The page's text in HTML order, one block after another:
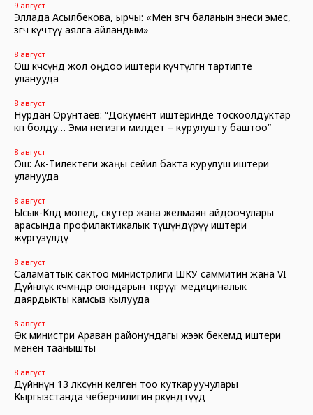
9 август
Эллада Асылбекова, ырчы: «Мен өзгөчө баланын энеси эмес,
өзгөчө күчтүү аялга айландым»
8 август
Ош көчөсүндө жол оңдоо иштери күчөтүлгөн тартипте
уланууда
8 август
Нурдан Орунтаев: “Документ иштеринде тоскоолдуктар
көп болду… Эми негизги милдет – курулушту баштоо”
8 август
Ош: Ак-Тилектеги жаңы сейил бакта курулуш иштери
уланууда
8 август
Ысык-Көлдө мопед, скутер жана желмаян айдоочулары
арасында профилактикалык түшүндүрүү иштери
жүргүзүлдү
8 август
Саламаттык сактоо министрлиги ШКУ саммитин жана VI
Дүйнөлүк көчмөндөр оюндарын өткөрүүгө медициналык
даярдыкты камсыз кылууда
8 август
Өк министри Араван районундагы жээк бекемдөө иштери
менен таанышты
8 август
Дүйнөнүн 13 өлкөсүнөн келген тоо куткаруучулары
Кыргызстанда чеберчилигин өркүндөтүүдө